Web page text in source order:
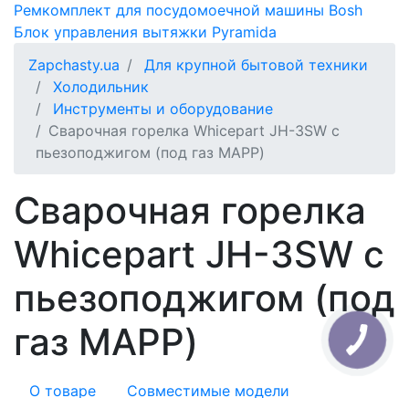
Ремкомплект для посудомоечной машины Bosh
Блок управления вытяжки Pyramida
Zapchasty.ua
Для крупной бытовой техники
Холодильник
Инструменты и оборудование
Сварочная горелка Whicepart JH-3SW c
пьезоподжигом (под газ MAPP)
Сварочная горелка
Whicepart JH-3SW c
пьезоподжигом (под
газ MAPP)
О товаре Совместимые модели